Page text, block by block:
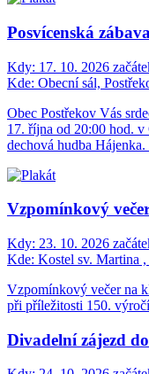
Posvícenská zábava
Kdy: 17. 10. 2026
Kde: Obecní sál,
Obec Postřekov Vás
17. října od 20:00 hod. v
dechová hudba
Vzpomínkový
Kdy: 23. 10. 2026
Kde: Kostel sv. Martina
Vzpomínkový večer na
při příležitosti 150.
Divadelní zájezd